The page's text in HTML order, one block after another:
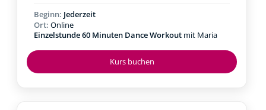
Kurs buchen
Beginn: Jederzeit
Ort: Online
Einzelstunde 60 Minuten Dance Workout mit Maria